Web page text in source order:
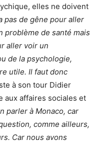
elles ne doivent
a pas de gêne pour aller
problème de santé mais
aller voir un
de la psychologie,
utile. Il faut donc
à son tour Didier
aux affaires sociales et
parler à Monaco, car
comme ailleurs,
Car nous avons